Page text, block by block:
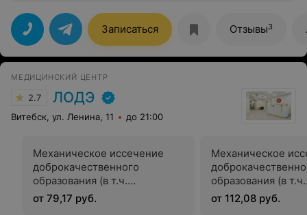
Ольге Михайловне. Хорошая девушка, все мне
рассказала подробно на консультации, дала некоторые
рекомендации.
Записаться Отзывы3
МЕДИЦИНСКИЙ ЦЕНТР
2.7 ЛОДЭ
Витебск, ул. Ленина, 11 до 21:00
Механическое иссечение
доброкачественного
образования (в т.ч.
пигментных невусов) до 1 см
хирургом
от 79,17 руб.
Механическое
образования (в т.ч.
пигментных
до 2 см хирургом
от 112,08 руб.